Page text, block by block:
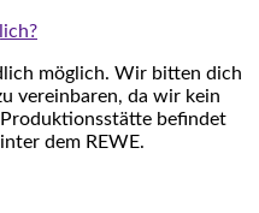
möglich. Wir bitten dich
vereinbaren, da wir kein
befindet
dem REWE.